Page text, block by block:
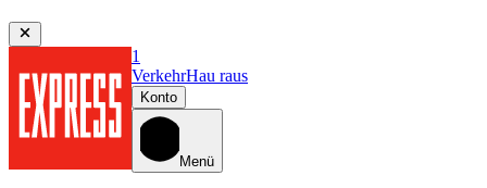
1
VerkehrHau raus
Konto
Menü